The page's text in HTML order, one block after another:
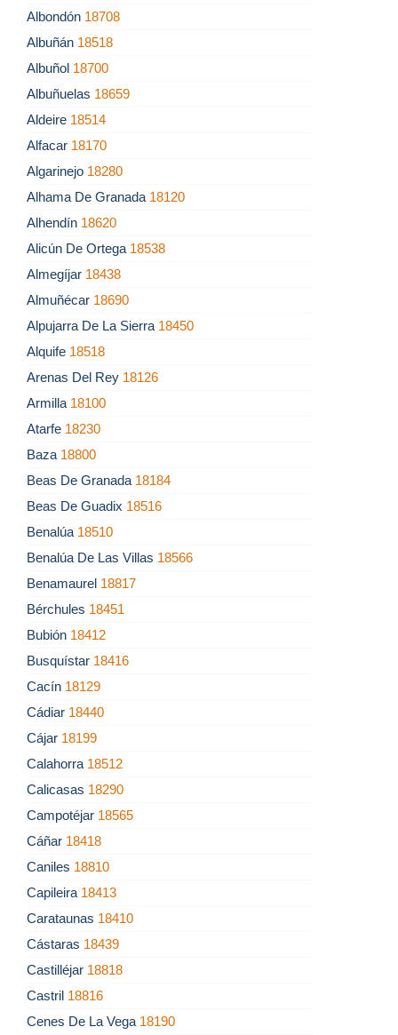
Albondón 18708
Albuñán 18518
Albuñol 18700
Albuñuelas 18659
Aldeire 18514
Alfacar 18170
Algarinejo 18280
Alhama De Granada 18120
Alhendín 18620
Alicún De Ortega 18538
Almegíjar 18438
Almuñécar 18690
Alpujarra De La Sierra 18450
Alquife 18518
Arenas Del Rey 18126
Armilla 18100
Atarfe 18230
Baza 18800
Beas De Granada 18184
Beas De Guadix 18516
Benalúa 18510
Benalúa De Las Villas 18566
Benamaurel 18817
Bérchules 18451
Bubión 18412
Busquístar 18416
Cacín 18129
Cádiar 18440
Cájar 18199
Calahorra 18512
Calicasas 18290
Campotéjar 18565
Cáñar 18418
Caniles 18810
Capileira 18413
Carataunas 18410
Cástaras 18439
Castilléjar 18818
Castril 18816
Cenes De La Vega 18190